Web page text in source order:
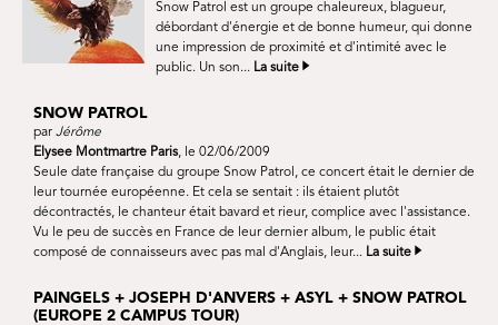
Snow Patrol est un groupe chaleureux, blagueur,
débordant d'énergie et de bonne humeur, qui donne
une impression de proximité et d'intimité avec le
public. Un son... La suite
SNOW PATROL
par Jérôme
Elysee Montmartre Paris, le 02/06/2009
Seule date française du groupe Snow Patrol, ce concert était le dernier de
leur tournée européenne. Et cela se sentait : ils étaient plutôt
décontractés, le chanteur était bavard et rieur, complice avec l'assistance.
Vu le peu de succès en France de leur dernier album, le public était
composé de connaisseurs avec pas mal d'Anglais, leur... La suite
PAINGELS + JOSEPH D'ANVERS + ASYL + SNOW PATROL
(EUROPE 2 CAMPUS TOUR)